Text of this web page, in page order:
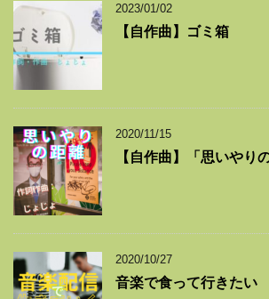
2023/01/02
【自作曲】ゴミ箱
2020/11/15
【自作曲】「思いやり
2020/10/27
音楽で食って行きたい